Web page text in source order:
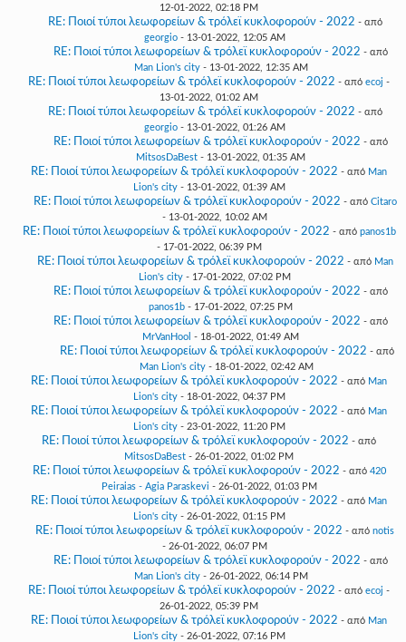
12-01-2022, 02:18 PM
RE: Ποιοί τύποι λεωφορείων & τρόλεϊ κυκλοφορούν - 2022 - από
georgio - 13-01-2022, 12:05 AM
RE: Ποιοί τύποι λεωφορείων & τρόλεϊ κυκλοφορούν - 2022 - από
Man Lion's city- 13-01-2022, 12:35 AM
RE: Ποιοί τύποι λεωφορείων & τρόλεϊ κυκλοφορούν - 2022 - από ecoj -
13-01-2022, 01:02 AM
RE: Ποιοί τύποι λεωφορείων & τρόλεϊ κυκλοφορούν - 2022 - από
georgio - 13-01-2022, 01:26 AM
RE: Ποιοί τύποι λεωφορείων & τρόλεϊ κυκλοφορούν - 2022 - από
MitsosDaBest - 13-01-2022, 01:35 AM
RE: Ποιοί τύποι λεωφορείων & τρόλεϊ κυκλοφορούν - 2022 - από Man
Lion's city- 13-01-2022, 01:39 AM
RE: Ποιοί τύποι λεωφορείων & τρόλεϊ κυκλοφορούν - 2022 - από Citaro
- 13-01-2022, 10:02 AM
RE: Ποιοί τύποι λεωφορείων & τρόλεϊ κυκλοφορούν - 2022 - από panos1b
- 17-01-2022, 06:39 PM
RE: Ποιοί τύποι λεωφορείων & τρόλεϊ κυκλοφορούν - 2022 - από Man
Lion's city - 17-01-2022, 07:02 PM
RE: Ποιοί τύποι λεωφορείων & τρόλεϊ κυκλοφορούν - 2022 - από
panos1b - 17-01-2022, 07:25 PM
RE: Ποιοί τύποι λεωφορείων & τρόλεϊ κυκλοφορούν - 2022 - από
MrVanHool - 18-01-2022, 01:49 AM
RE: Ποιοί τύποι λεωφορείων & τρόλεϊ κυκλοφορούν - 2022 - από
Man Lion's city - 18-01-2022, 02:42 AM
RE: Ποιοί τύποι λεωφορείων & τρόλεϊ κυκλοφορούν - 2022 - από Man
Lion's city- 18-01-2022, 04:37 PM
RE: Ποιοί τύποι λεωφορείων & τρόλεϊ κυκλοφορούν - 2022 - από Man
Lion's city- 23-01-2022, 11:20 PM
RE: Ποιοί τύποι λεωφορείων & τρόλεϊ κυκλοφορούν - 2022 - από
MitsosDaBest - 26-01-2022, 01:02 PM
RE: Ποιοί τύποι λεωφορείων & τρόλεϊ κυκλοφορούν - 2022 - από 420
Peiraias - Agia Paraskevi - 26-01-2022, 01:03 PM
RE: Ποιοί τύποι λεωφορείων & τρόλεϊ κυκλοφορούν - 2022 - από Man
Lion's city- 26-01-2022, 01:15 PM
RE: Ποιοί τύποι λεωφορείων & τρόλεϊ κυκλοφορούν - 2022 - από notis
- 26-01-2022, 06:07 PM
RE: Ποιοί τύποι λεωφορείων & τρόλεϊ κυκλοφορούν - 2022 - από
Man Lion's city- 26-01-2022, 06:14 PM
RE: Ποιοί τύποι λεωφορείων & τρόλεϊ κυκλοφορούν - 2022 - από ecoj -
26-01-2022, 05:39 PM
RE: Ποιοί τύποι λεωφορείων & τρόλεϊ κυκλοφορούν - 2022 - από Man
Lion's city- 26-01-2022, 07:16 PM